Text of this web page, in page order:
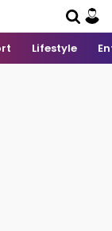
Lifestyle